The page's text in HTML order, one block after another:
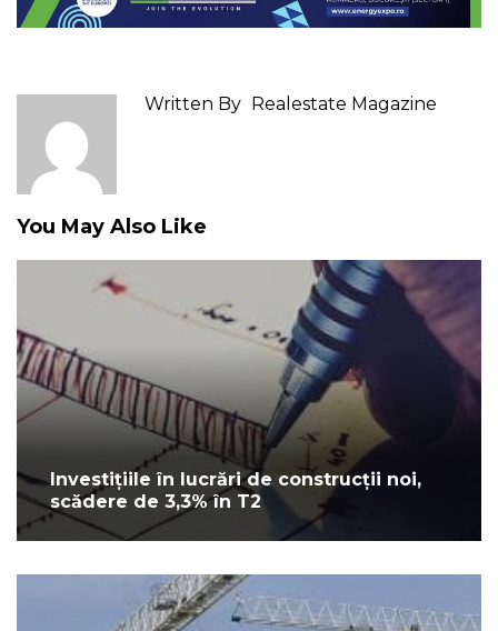
Written By Realestate Magazine
You May Also Like
Investițiile în lucrări de construcții noi,
scădere de 3,3% în T2